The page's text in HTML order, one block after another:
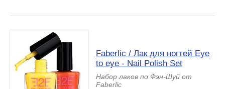
Faberlic / Лак для ногтей Eye
to eye - Nail Polish Set
Набор лаков по Фэн-Шуй от
Faberlic